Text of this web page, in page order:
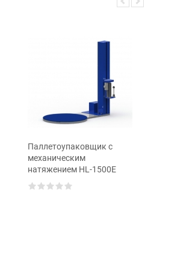
Паллетоупаковщик с
механическим
натяжением HL-1500Е